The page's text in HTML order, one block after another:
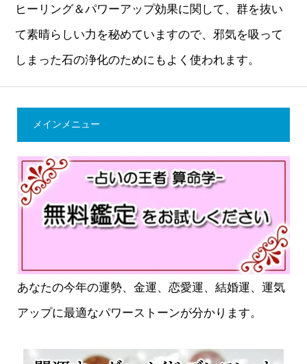
ヒーリング＆パワーアップ効果に関して、群を抜い
て素晴らしい力を秘めていますので、邪気を吸って
しまった石の浄化のためにもよく使われます。
メインメニュー
あなたの今年の運勢、金運、恋愛運、結婚運、運気
アップに最適なパワーストーンが分かります。